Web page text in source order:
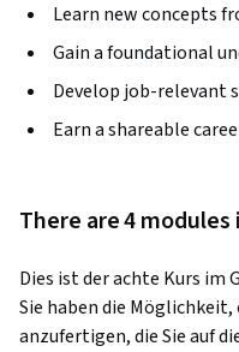
Learn new concepts
Gain a foundational
Develop job-relevant
Earn a shareable
There are 4
Dies ist der achte Kurs im
Sie haben die
anzufertigen, die Sie auf